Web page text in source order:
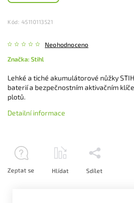
Kód: 45110113521
Neohodnoceno
Značka:Stihl
Lehké a tiché akumulátorové nůžky
baterií a bezpečnostním aktivačním
plotů.
Detailní informace
Zeptat se Hlídat Sdílet